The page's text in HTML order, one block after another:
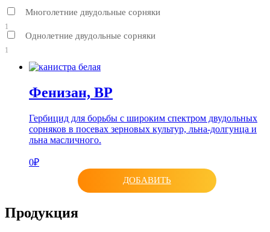
Многолетние двудольные сорняки
1
Однолетние двудольные сорняки
1
Фенизан, ВР
Гербицид для борьбы с широким спектром двудольных
сорняков в посевах зерновых культур, льна-долгунца и
льна масличного.
0₽
ДОБАВИТЬ
Продукция